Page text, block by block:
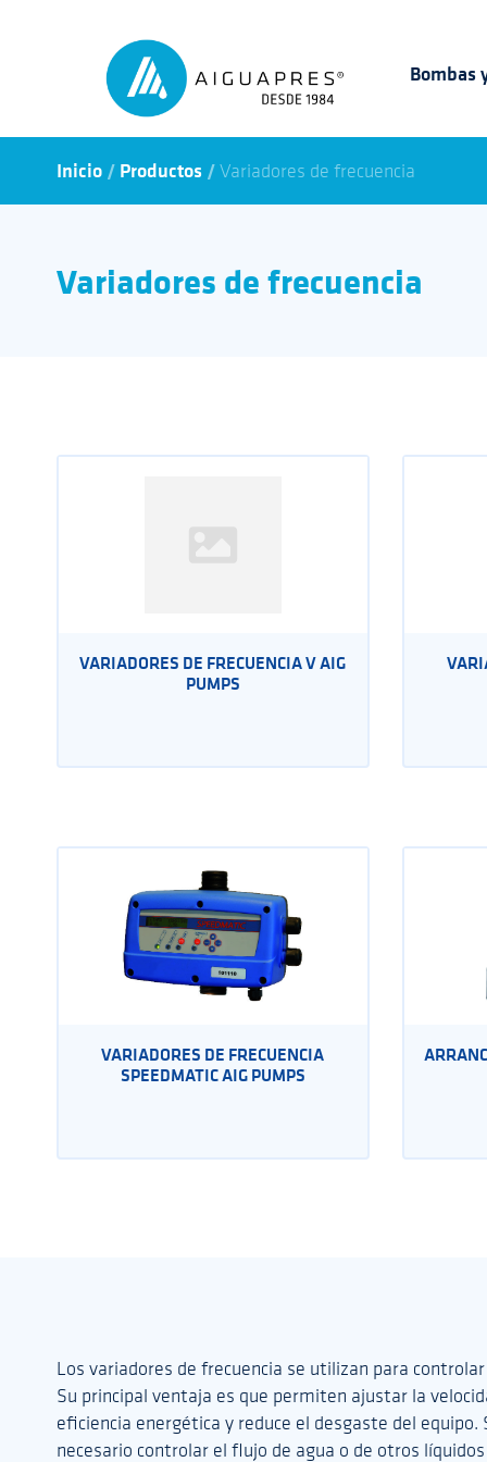
Bombas
Inicio / Productos /Variadores de frecuencia
Variadores de frecuencia
VARIADORES DE FRECUENCIA V AIG
PUMPS
VARIADORES DE FRECUENCIA
SPEEDMATIC AIG PUMPS
Los variadores de frecuencia se utilizan para
Su principal ventaja es que permiten ajustar la
eficiencia energética y reduce el desgaste del
necesario controlar el flujo de agua o de otros